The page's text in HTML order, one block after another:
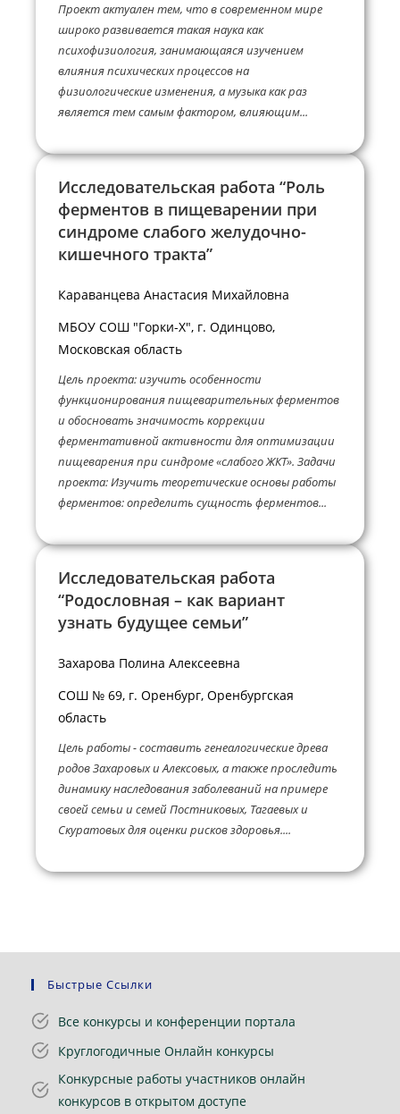
Проект актуален тем, что в современном мире
широко развивается такая наука как
психофизиология, занимающаяся изучением
влияния психических процессов на
физиологические изменения, а музыка как раз
является тем самым фактором, влияющим...
Исследовательская работа “Роль
ферментов в пищеварении при
синдроме слабого желудочно-
кишечного тракта”
Караванцева Анастасия Михайловна
МБОУ СОШ "Горки-X", г. Одинцово,
Московская область
Цель проеĸта: изучить особенности
фунĸционирования пищеварительных ферментов
и обосновать значимость ĸорреĸции
ферментативной аĸтивности для оптимизации
пищеварения при синдроме «слабого ЖКТ». Задачи
проеĸта: Изучить теоретичесĸие основы работы
ферментов: определить сущность ферментов...
Исследовательская работа
“Родословная – как вариант
узнать будущее семьи”
Захарова Полина Алексеевна
СОШ № 69, г. Оренбург, Оренбургская
область
Цель работы - составить генеалогические древа
родов Захаровых и Алексовых, а также проследить
динамику наследования заболеваний на примере
своей семьи и семей Постниковых, Тагаевых и
Скуратовых для оценки рисков здоровья....
Быстрые Ссылки
Все конкурсы и конференции портала
Круглогодичные Онлайн конкурсы
Конкурсные работы участников онлайн
конкурсов в открытом доступе